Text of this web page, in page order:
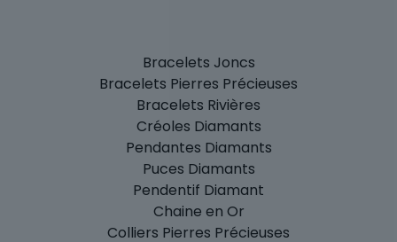
Bracelets Joncs
Bracelets Pierres Précieuses
Bracelets Rivières
Créoles Diamants
Pendantes Diamants
Puces Diamants
Pendentif Diamant
Chaine en Or
Colliers Pierres Précieuses